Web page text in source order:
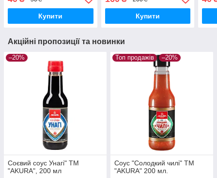
Купити Купити
Акційні пропозиції та новинки
–20%
Соєвий соус Унагі" ТМ
"AKURA", 200 мл
Топ продажів –20%
Соус "Солодкий чилі" ТМ
"AKURA" 200 мл.